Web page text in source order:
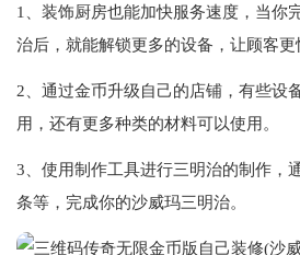
1、装饰厨房也能加快服务速度，当你
治后，就能解锁更多的设备，让顾客更
2、通过金币升级自己的店铺，有些设
用，还有更多种类的材料可以使用。
3、使用制作工具进行三明治的制作，
条等，完成你的沙威玛三明治。